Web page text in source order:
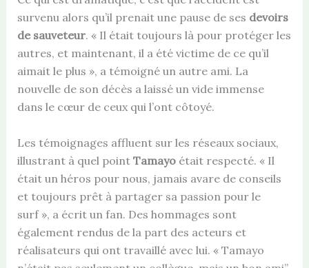
survenu alors qu’il prenait une pause de ses devoirs
de sauveteur. « Il était toujours là pour protéger les
autres, et maintenant, il a été victime de ce qu’il
aimait le plus », a témoigné un autre ami. La
nouvelle de son décès a laissé un vide immense
dans le cœur de ceux qui l’ont côtoyé.
Les témoignages affluent sur les réseaux sociaux,
illustrant à quel point Tamayoétait respecté. « Il
était un héros pour nous, jamais avare de conseils
et toujours prêt à partager sa passion pour le
surf », a écrit un fan. Des hommages sont
également rendus de la part des acteurs et
réalisateurs qui ont travaillé avec lui. « Tamayo